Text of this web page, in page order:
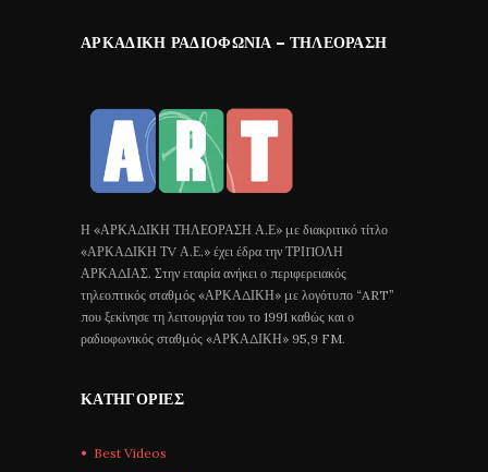
ΑΡΚΑΔΙΚΉ ΡΑΔΙΟΦΩΝΊΑ – ΤΗΛΕΌΡΑΣΗ
Η «ΑΡΚΑΔΙΚΗ ΤΗΛΕΟΡΑΣΗ Α.Ε» με διακριτικό τίτλο
«ΑΡΚΑΔΙΚΗ ΤV Α.Ε.» έχει έδρα την ΤΡΙΠΟΛΗ
ΑΡΚΑΔΙΑΣ. Στην εταιρία ανήκει ο περιφερειακός
τηλεοπτικός σταθμός «ΑΡΚΑΔΙΚΗ» με λογότυπο “ART”
που ξεκίνησε τη λειτουργία του το 1991 καθώς και ο
ραδιοφωνικός σταθμός «ΑΡΚΑΔΙΚΗ» 95,9 FM.
ΚΑΤΗΓΟΡΊΕΣ
Best Videos